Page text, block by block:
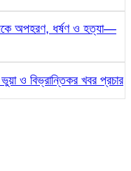
অপহরণ, ধর্ষণ ও হত্যা—
ও বিভ্রান্তিকর খবর প্রচার